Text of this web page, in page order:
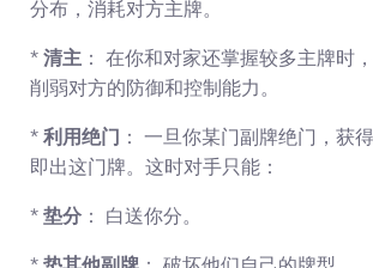
分布，消耗对方主牌。
* 清主 ： 在你和对家还掌握较多主牌时
削弱对方的防御和控制能力。
* 利用绝门 ： 一旦你某门副牌绝门，获
即出这门牌。这时对手只能：
* 垫分 ： 白送你分。